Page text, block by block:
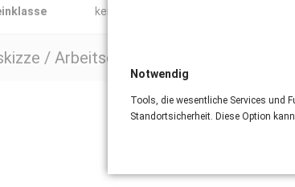
kein Führerschein erforderlich
/ Arbeitsdiagramm
Notwendig
Tools, die wesentliche Services und
Standortsicherheit. Diese Option